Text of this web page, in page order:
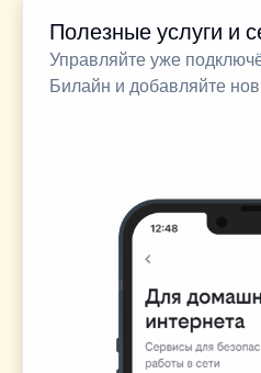
Полезные услуги и
Управляйте уже
Билайн и добавляйте